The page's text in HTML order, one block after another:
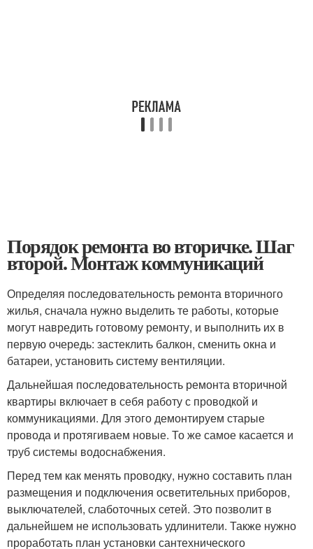
Порядок ремонта во вторичке. Шаг
второй. Монтаж коммуникаций
Определяя последовательность ремонта вторичного
жилья, сначала нужно выделить те работы, которые
могут навредить готовому ремонту, и выполнить их в
первую очередь: застеклить балкон, сменить окна и
батареи, установить систему вентиляции.
Дальнейшая последовательность ремонта вторичной
квартиры включает в себя работу с проводкой и
коммуникациями. Для этого демонтируем старые
провода и протягиваем новые. То же самое касается и
труб системы водоснабжения.
Перед тем как менять проводку, нужно составить план
размещения и подключения осветительных приборов,
выключателей, слаботочных сетей. Это позволит в
дальнейшем не использовать удлинители. Также нужно
проработать план установки сантехнического